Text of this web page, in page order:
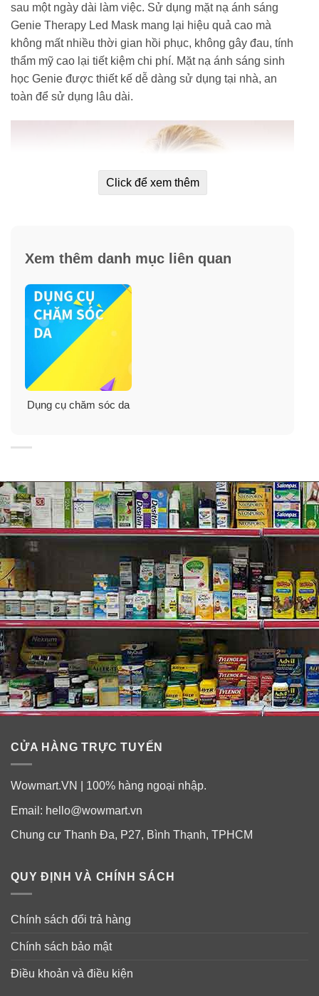
sau một ngày dài làm việc. Sử dụng mặt nạ ánh sáng
Genie Therapy Led Mask mang lại hiệu quả cao mà
không mất nhiều thời gian hồi phục, không gây đau, tính
thẩm mỹ cao lại tiết kiệm chi phí. Mặt nạ ánh sáng sinh
học Genie được thiết kế dễ dàng sử dụng tại nhà, an
toàn để sử dụng lâu dài.
– Màu đỏ (bước sóng ~640 nanomet): Là một trong
cường lưu thông máu, làm giảm nếp nhăn rõ rệt, sửa
chữa vùng da tổn thương giúp da mịn màng, đều màu
hơn. Tăng khả năng hấp thụ oxi của tế bào, triệt tiêu
mụn trứng cá.
– Màu vàng (bước sóng ~460 nanomet): giúp da khỏe
mạnh, căng mịn, giảm nám, cải thiện dầu nhờn, bổ sung
năng lượng cho da. Cải thiện sắc tố da. Ngăn ngừa
mụn ẩn hiệu quả, kích thích nhân mụn trồi lên.
– Màu xanh nước biển ( bước sóng ~430 nanomet):
Hiệu quả trong việc tiêu diệt vi khuẩn cải thiện mụn, làm
dịu vết mẩn ngứa trên da, làm mờ thâm mụn, điều tiết
bã nhờn trên da. Cung cấp năng lượng cho da, tổng
thu nhỏ lỗ chân lông, tăng cường trao đổi chất.
Click để xem thêm
Xem thêm danh mục liên quan
Dụng cụ chăm sóc da
CỬA HÀNG TRỰC TUYẾN
Wowmart.VN | 100% hàng ngoại nhập.
Email: hello@wowmart.vn
Chung cư Thanh Đa, P27, Bình Thạnh, TPHCM
QUY ĐỊNH VÀ CHÍNH SÁCH
Chính sách đổi trả hàng
Chính sách bảo mật
Điều khoản và điều kiện